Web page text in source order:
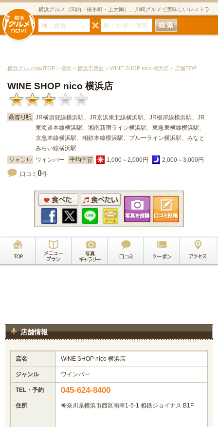
横浜グルメ（関内・桜木町・上大岡）、川崎グルメで美味しいレストラ
ン・居酒屋・ダイニングバー・スイーツのグルメサイト
横浜グルメnaviTOP > 横浜 > 横浜市西区 > WINE SHOP nico 横浜店 > 店舗TOP
WINE SHOP nico 横浜店
JR横須賀線横浜駅、JR京浜東北線横浜駅、JR根岸線横浜駅、JR
東海道本線横浜駅、湘南新宿ライン横浜駅、東急東横線横浜駅、
京急本線横浜駅、相鉄本線横浜駅、ブルーライン横浜駅、みなと
みらい線横浜駅
ワインバー
1,000～2,000円 2,000～3,000円
口コミ 0件
店舗情報
店名 WINE SHOP nico 横浜店
ジャンル ワインバー
TEL・予約 045-624-8400
住所 神奈川県横浜市西区南幸1-5-1 相鉄ジョイナス B1F